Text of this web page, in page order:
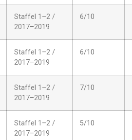
Staffel 1–2 /
2017–2019
6/10
Staffel 1–2 /
2017–2019
6/10
Staffel 1–2 /
2017–2019
7/10
Staffel 1–2 /
2017–2019
5/10